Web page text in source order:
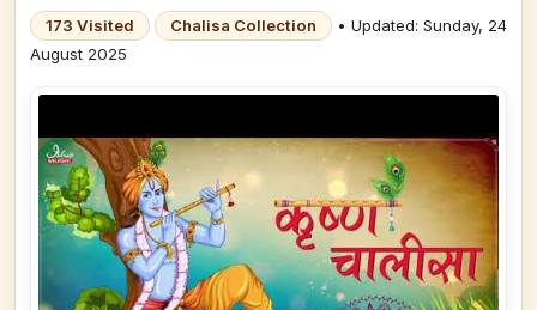
173 Visited Chalisa Collection
• Updated: Sunday, 24
August 2025